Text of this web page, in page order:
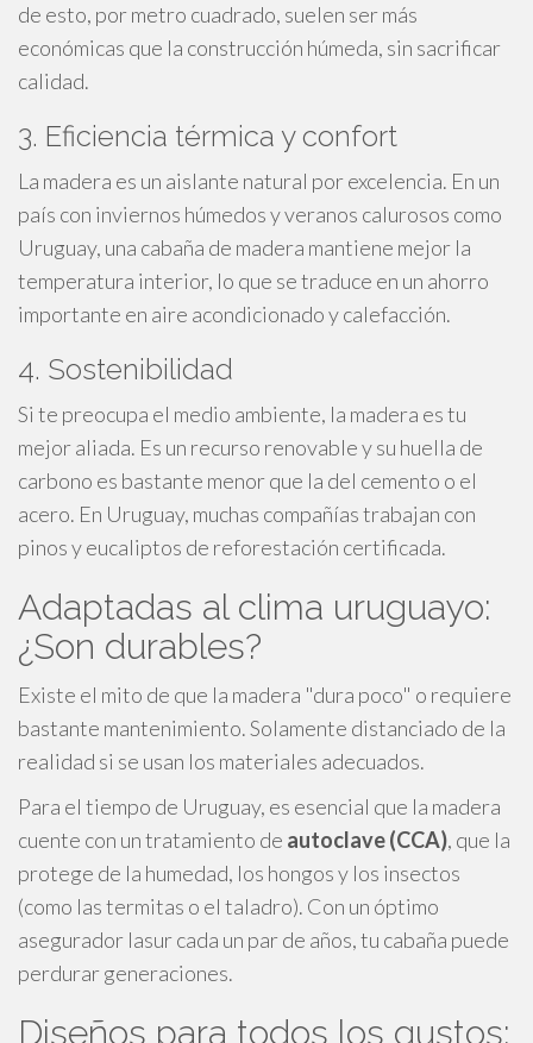
de esto, por metro cuadrado, suelen ser más
económicas que la construcción húmeda, sin sacrificar
calidad.
3. Eficiencia térmica y confort
La madera es un aislante natural por excelencia. En un
país con inviernos húmedos y veranos calurosos como
Uruguay, una cabaña de madera mantiene mejor la
temperatura interior, lo que se traduce en un ahorro
importante en aire acondicionado y calefacción.
4. Sostenibilidad
Si te preocupa el medio ambiente, la madera es tu
mejor aliada. Es un recurso renovable y su huella de
carbono es bastante menor que la del cemento o el
acero. En Uruguay, muchas compañías trabajan con
pinos y eucaliptos de reforestación certificada.
Adaptadas al clima uruguayo:
¿Son durables?
Existe el mito de que la madera "dura poco" o requiere
bastante mantenimiento. Solamente distanciado de la
realidad si se usan los materiales adecuados.
Para el tiempo de Uruguay, es esencial que la madera
cuente con un tratamiento de autoclave (CCA), que la
protege de la humedad, los hongos y los insectos
(como las termitas o el taladro). Con un óptimo
asegurador lasur cada un par de años, tu cabaña puede
perdurar generaciones.
Diseños para todos los gustos: